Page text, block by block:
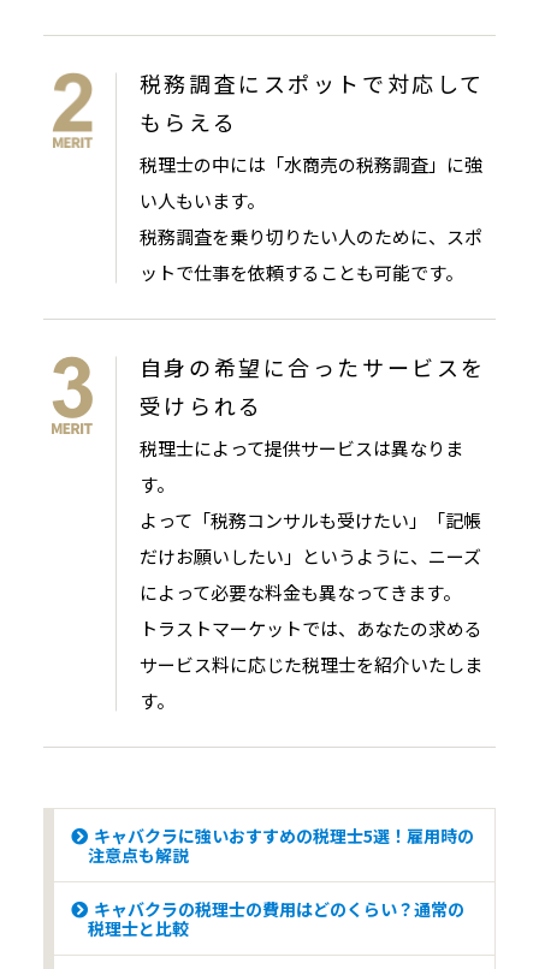
税務調査にスポットで対応して
もらえる
税理士の中には「水商売の税務調査」に強
い人もいます。
税務調査を乗り切りたい人のために、スポ
ットで仕事を依頼することも可能です。
自身の希望に合ったサービスを
受けられる
税理士によって提供サービスは異なりま
す。
よって「税務コンサルも受けたい」「記帳
だけお願いしたい」というように、ニーズ
によって必要な料金も異なってきます。
トラストマーケットでは、あなたの求める
サービス料に応じた税理士を紹介いたしま
す。
キャバクラに強いおすすめの税理士5選！雇用時の
注意点も解説
キャバクラの税理士の費用はどのくらい？通常の
税理士と比較